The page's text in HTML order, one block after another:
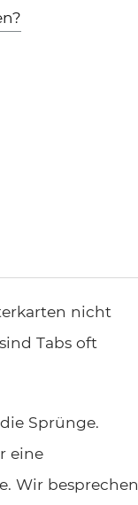
nicht
Tabs oft
Sprünge.
eine
Wir besprechen